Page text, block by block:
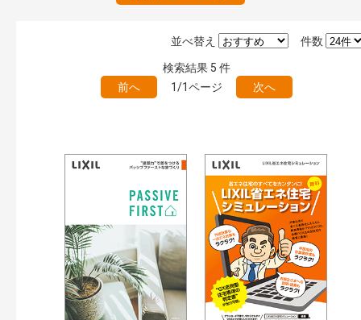
絞り込みの解除
キーワード検索（あいまい）
目次も検索 検 索
おすすめハッシュタグ
まずはここから（2）
リフォームおすすめ（2）
省エネ住宅関連（5）
補助金・優遇制度を知る（1）
カテゴリー
窓・シャッター（3）
玄関ドア・引戸（2）
件数
並べ替え
検索結果 5 件
前へ
1/1ページ 次へ